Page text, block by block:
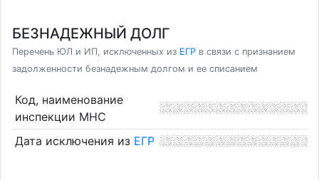
БЕЗНАДЕЖНЫЙ ДОЛГ
Перечень ЮЛ и ИП, исключенных из ЕГР в связи с признанием
задолженности безнадежным долгом и ее списанием
Код, наименование
инспекции МНС
Дата исключения из ЕГР